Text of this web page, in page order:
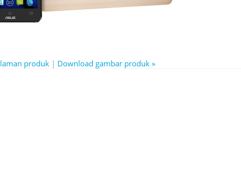
produk | Download gambar produk »